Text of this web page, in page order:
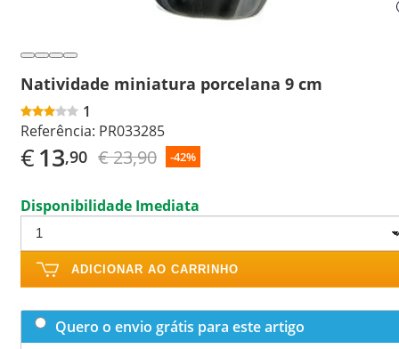
Natividade miniatura porcelana 9 cm
1
Referência: PR033285
€13,90 € 23,90 -42%
Disponibilidade Imediata
ADICIONAR AO CARRINHO
Quero o envio grátis para este artigo